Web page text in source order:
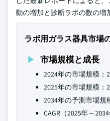
動の増加と診断ラボの数の増
ラボ用ガラス器具市場
市場規模と成長
2024年の市場規模：
2025年の市場規模：
2034年の予測市場規
CAGR（2025年～